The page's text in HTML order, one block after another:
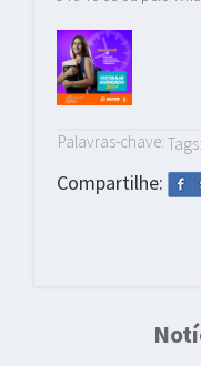
Palavras-chave: Tags:
Compartilhe: